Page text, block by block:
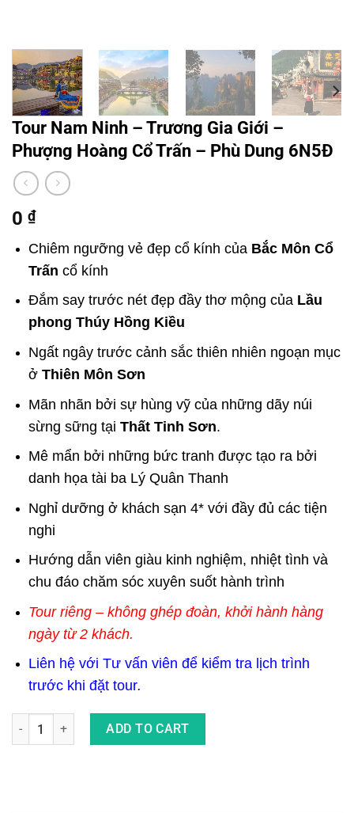
Tour Nam Ninh – Trương Gia Giới –
Phượng Hoàng Cổ Trấn – Phù Dung 6N5Đ
0 ₫
Chiêm ngưỡng vẻ đẹp cổ kính của Bắc Môn Cổ
Trấn cổ kính
Đắm say trước nét đẹp đầy thơ mộng của Lầu
phong Thúy Hồng Kiều
Ngất ngây trước cảnh sắc thiên nhiên ngoạn mục
ở Thiên Môn Sơn
Mãn nhãn bởi sự hùng vỹ của những dãy núi
sừng sững tại Thất Tinh Sơn.
Mê mẩn bởi những bức tranh được tạo ra bởi
danh họa tài ba Lý Quân Thanh
Nghỉ dưỡng ở khách sạn 4* với đầy đủ các tiện
nghi
Hướng dẫn viên giàu kinh nghiệm, nhiệt tình và
chu đáo chăm sóc xuyên suốt hành trình
Tour riêng – không ghép đoàn, khởi hành hàng
ngày từ 2 khách.
Liên hệ với Tư vấn viên để kiểm tra lịch trình
trước khi đặt tour.
Tour Nam Ninh - Trương Gia Giới - Phượng Hoàng Cổ Trấn -
ADD TO CART